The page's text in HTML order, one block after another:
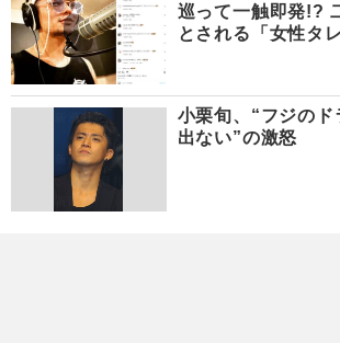
巡って一触即発!?
とされる「女性タ
小栗旬、“フジのド
出ない”の激怒